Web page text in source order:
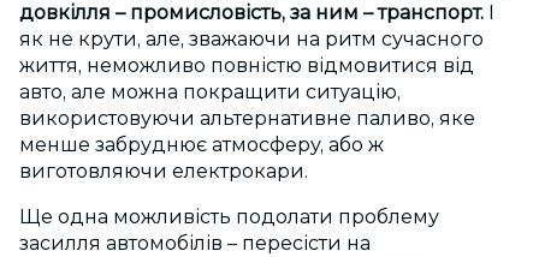
довкілля – промисловість, за ним – транспорт.
як не крути, але, зважаючи на ритм сучасного
життя, неможливо повністю відмовитися від
авто, але можна покращити ситуацію,
використовуючи альтернативне паливо, яке
менше забруднює атмосферу, або ж
виготовляючи електрокари.
Ще одна можливість подолати проблему
засилля автомобілів – пересісти на